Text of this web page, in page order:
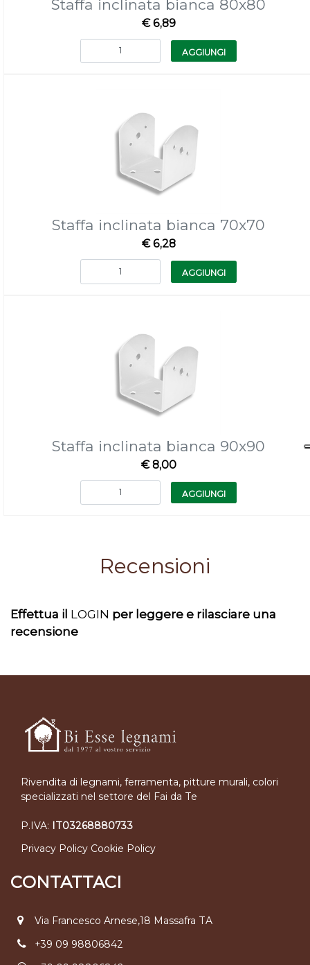
Staffa inclinata bianca 80x80
€ 6,89
Quantità
AGGIUNGI
Staffa inclinata bianca 70x70
€ 6,28
Quantità
AGGIUNGI
Staffa inclinata bianca 90x90
€ 8,00
Quantità
AGGIUNGI
Recensioni
Effettua il LOGIN per leggere e rilasciare una
recensione
Rivendita di legnami, ferramenta, pitture murali, colori
specializzati nel settore del Fai da Te
P.IVA: IT03268880733
Privacy Policy Cookie Policy
CONTATTACI
Via Francesco Arnese,18 Massafra TA
+39 09 98806842